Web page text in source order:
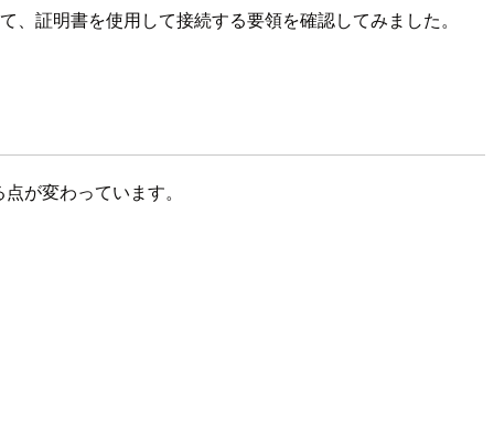
、証明書を使用して接続する要領を確認してみました。
が変わっています。